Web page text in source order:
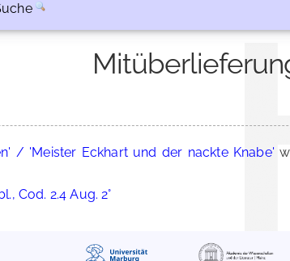
/ 'Meister Eckhart und der nackte Knabe'
Cod. 2.4 Aug. 2°